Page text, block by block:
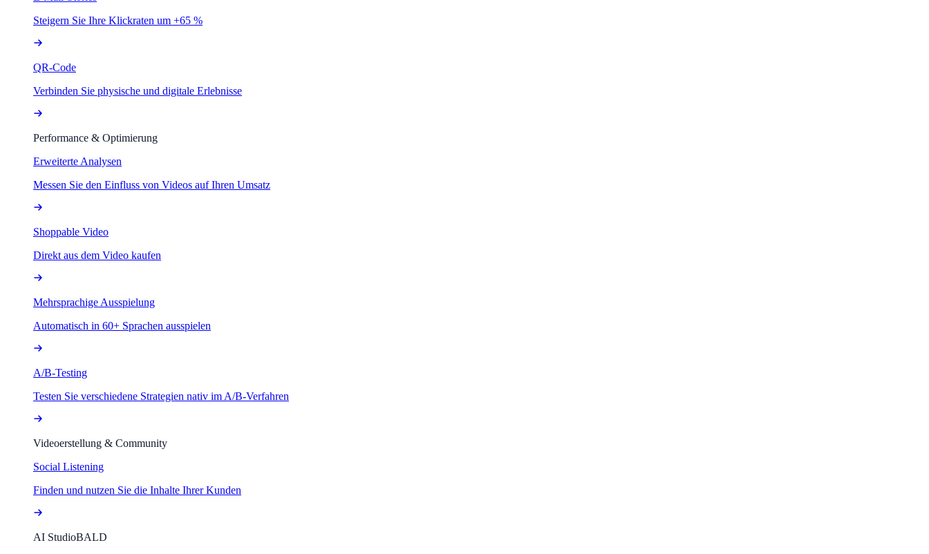
Steigern Sie Ihre Klickraten um +65 %
QR-Code
Verbinden Sie physische und digitale Erlebnisse
Performance & Optimierung
Erweiterte Analysen
Messen Sie den Einfluss von Videos auf Ihren Umsatz
Shoppable Video
Direkt aus dem Video kaufen
Mehrsprachige Ausspielung
Automatisch in 60+ Sprachen ausspielen
A/B-Testing
Testen Sie verschiedene Strategien nativ im A/B-Verfahren
Videoerstellung & Community
Social Listening
Finden und nutzen Sie die Inhalte Ihrer Kunden
AI StudioBALD